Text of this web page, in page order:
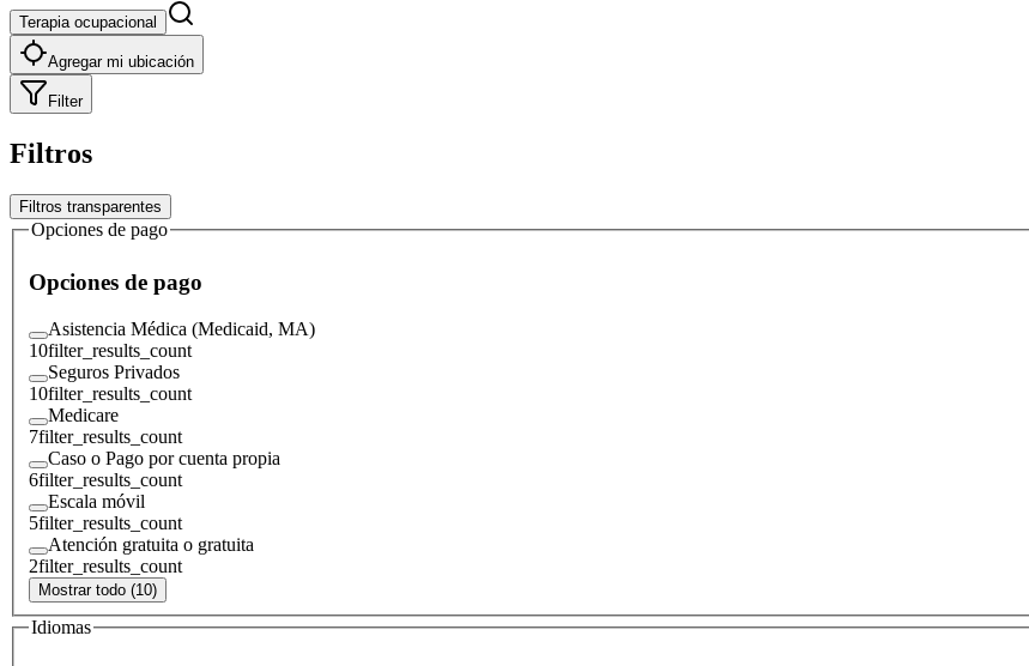
Terapia ocupacional
Agregar mi ubicación
Filter
Filtros
Filtros transparentes
Opciones de pago
Opciones de pago
Asistencia Médica (Medicaid, MA)
10filter_results_count
Seguros Privados
10filter_results_count
Medicare
7filter_results_count
Caso o Pago por cuenta propia
6filter_results_count
Escala móvil
5filter_results_count
Atención gratuita o gratuita
2filter_results_count
Mostrar todo (10)
Idiomas